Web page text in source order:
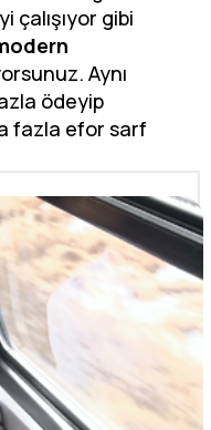
çalışıyor gibi
Aynı
ödeyip
fazla efor sarf